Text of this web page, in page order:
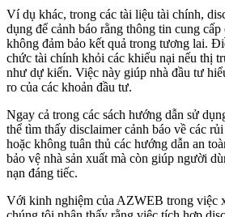
Ví dụ khác, trong các tài liệu tài chính,
dụng để cảnh báo rằng thông tin cung
không đảm bảo kết quả trong tương lai.
chức tài chính khỏi các khiếu nại nếu thị
như dự kiến. Việc này giúp nhà đầu tư
ro của các khoản đầu tư.
Ngay cả trong các sách hướng dẫn sử
thể tìm thấy disclaimer cảnh báo về các
hoặc không tuân thủ các hướng dẫn an
bảo vệ nhà sản xuất mà còn giúp người
nạn đáng tiếc.
Với kinh nghiệm của AZWEB trong việc